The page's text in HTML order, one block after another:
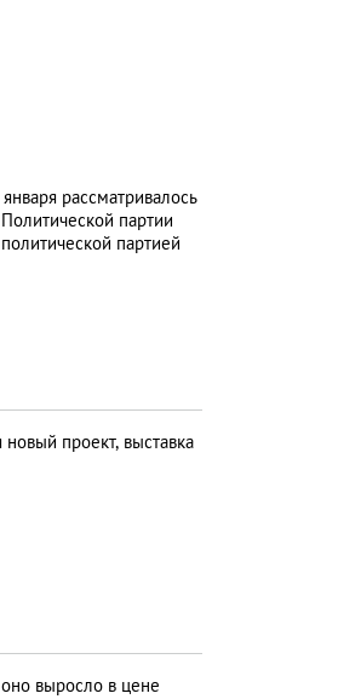
рассматривалось
партии
партией
проект, выставка
выросло в цене